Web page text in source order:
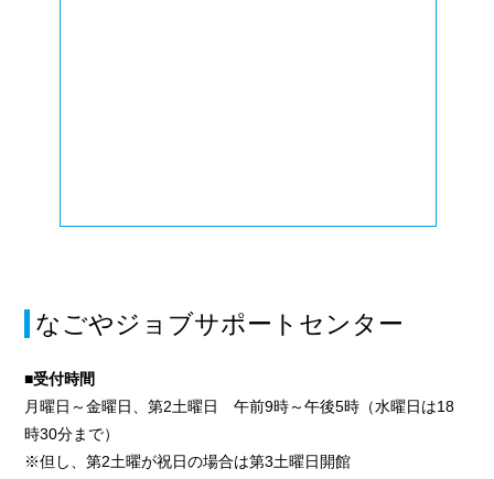
なごやジョブサポートセンター
■受付時間
月曜日～金曜日、第2土曜日 午前9時～午後5時（水曜日は18
時30分まで）
※但し、第2土曜が祝日の場合は第3土曜日開館